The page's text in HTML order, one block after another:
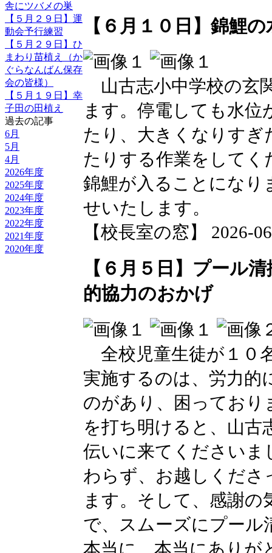
舎にツバメの巣
【５月２９日】運
動会予行練習
【５月２９日】ひ
まわり苗植え（か
ぐらなんばん保存
会の皆様）
【５月１９日】幸
子田の田植え
過去の記事
6月
5月
4月
2026年度
2025年度
2024年度
2023年度
2022年度
2021年度
2020年度
【６月１０日】錦鯉
山古志小中学校の玄
ます。停電しても水
たり、大きくなりすぎ
たりする作業をして
錦鯉が入ることになり
せいたします。
【校長室の窓】 2026-
【６月５日】プール
的協力のおかげ
全校児童生徒が１０
実施するのは、労力的
のがあり、困ってお
を打ち明けると、山古
伝いに来てくださいま
わらず、お越しくださ
ます。そして、感謝
で、スムーズにプール
本当に、本当にありが